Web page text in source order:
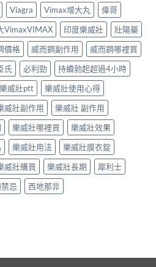
Viagra Vimax增大丸
偉哥
VimaxVIMAX 印度樂威壯
壯陽藥
價格 威而鋼副作用
威而鋼哪裡買
氏 必利勁
持續勃起超過4小時
樂威壯ptt
樂威壯使用心得
威壯副作用
樂威壯 副作用
樂威壯哪裡買
樂威壯效果
樂威壯用法
樂威壯膜衣錠
威壯購買 樂威壯長期
犀利士
忌 西地那非